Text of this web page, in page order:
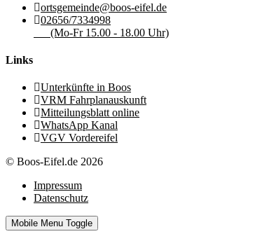
ortsgemeinde@boos-eifel.de
02656/7334998
(Mo-Fr 15.00 - 18.00 Uhr)
Links
Unterkünfte in Boos
VRM Fahrplanauskunft
Mitteilungsblatt online
WhatsApp Kanal
VGV Vordereifel
© Boos-Eifel.de 2026
Impressum
Datenschutz
Mobile Menu Toggle